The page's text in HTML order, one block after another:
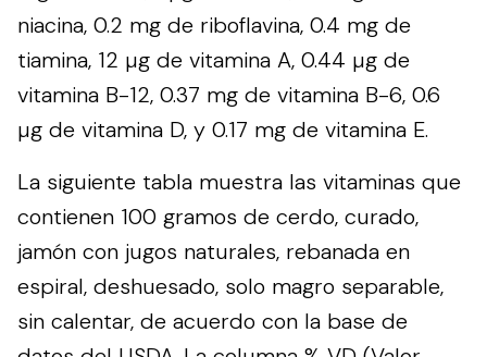
niacina, 0.2 mg de riboflavina, 0.4 mg de
tiamina, 12 µg de vitamina A, 0.44 µg de
vitamina B-12, 0.37 mg de vitamina B-6, 0.6
µg de vitamina D, y 0.17 mg de vitamina E.
La siguiente tabla muestra las vitaminas que
contienen 100 gramos de cerdo, curado,
jamón con jugos naturales, rebanada en
espiral, deshuesado, solo magro separable,
sin calentar, de acuerdo con la base de